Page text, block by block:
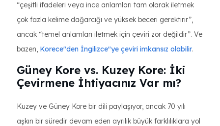
“çeşitli ifadeleri veya ince anlamları tam olarak iletmek
çok fazla kelime dağarcığı ve yüksek beceri gerektirir”,
ancak “temel anlamları iletmek için çeviri zor değildir”. Ve
bazen, Korece"den İngilizce"ye çeviri imkansız olabilir.
Güney Kore vs. Kuzey Kore: İki
Çevirmene İhtiyacınız Var mı?
Kuzey ve Güney Kore bir dili paylaşıyor, ancak 70 yılı
aşkın bir süredir devam eden ayrılık büyük farklılıklara yol